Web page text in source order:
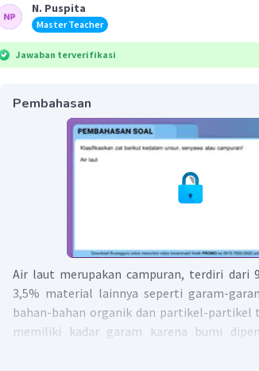
N. Puspita
Master Teacher
Jawaban terverifikasi
Pembahasan
Air laut merupakan campuran, terdiri dari
3,5% material lainnya seperti garam-
bahan-bahan organik dan partikel-
memiliki kadar garam karena bumi